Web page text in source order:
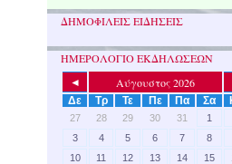
ΔΗΜΟΦΙΛΕΙΣ ΕΙΔΗΣΕΙΣ
ΗΜΕΡΟΛΟΓΙΟ ΕΚΔΗΛΩΣΕΩΝ
◄ Αύγουστος 2026
Δε
Τρ Τε Πε Πα Σα
27 28 29 30 31 1
3
4 5 6 7 8
10
11 12 13 14 15